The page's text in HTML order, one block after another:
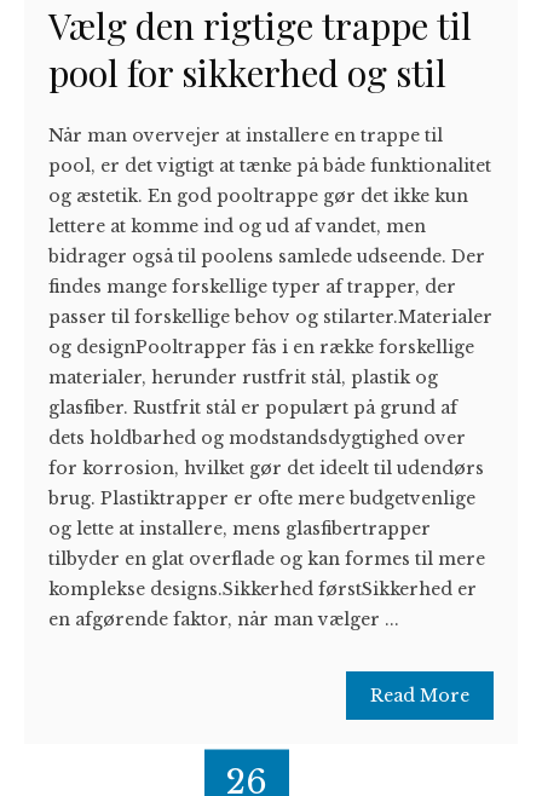
Vælg den rigtige trappe til
pool for sikkerhed og stil
Når man overvejer at installere en trappe til
pool, er det vigtigt at tænke på både funktionalitet
og æstetik. En god pooltrappe gør det ikke kun
lettere at komme ind og ud af vandet, men
bidrager også til poolens samlede udseende. Der
findes mange forskellige typer af trapper, der
passer til forskellige behov og stilarter.Materialer
og designPooltrapper fås i en række forskellige
materialer, herunder rustfrit stål, plastik og
glasfiber. Rustfrit stål er populært på grund af
dets holdbarhed og modstandsdygtighed over
for korrosion, hvilket gør det ideelt til udendørs
brug. Plastiktrapper er ofte mere budgetvenlige
og lette at installere, mens glasfibertrapper
tilbyder en glat overflade og kan formes til mere
komplekse designs.Sikkerhed førstSikkerhed er
en afgørende faktor, når man vælger ...
Read More
26